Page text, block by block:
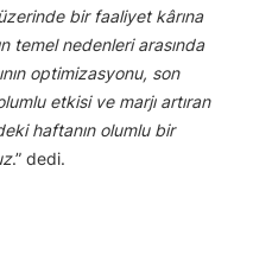
üzerinde bir faaliyet kârına
temel nedenleri arasında
optimizasyonu, son
etkisi ve marjı artıran
haftanın olumlu bir
.” dedi.